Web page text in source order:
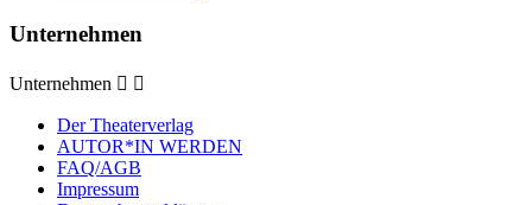
Unternehmen
Unternehmen  
Der Theaterverlag
AUTOR*IN WERDEN
FAQ/AGB
Impressum